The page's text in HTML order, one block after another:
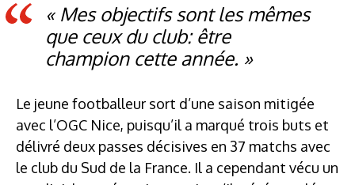
« Mes objectifs sont les mêmes
que ceux du club: être
champion cette année. »
Le jeune footballeur sort d’une saison mitigée
avec l’OGC Nice, puisqu’il a marqué trois buts et
délivré deux passes décisives en 37 matchs avec
le club du Sud de la France. Il a cependant vécu un